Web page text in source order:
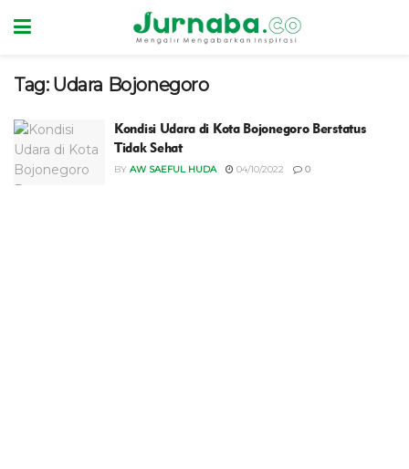
Tag: Udara Bojonegoro
Kondisi Udara di Kota Bojonegoro Berstatus
Tidak Sehat
BY AW SAEFUL HUDA 04/10/2022 0